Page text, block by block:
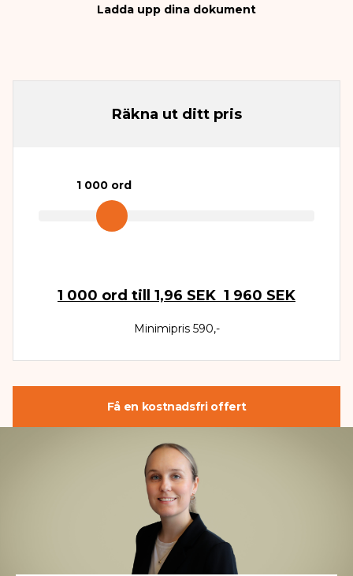
Ladda upp dina dokument
Räkna ut ditt pris
1 000ord
1 000 ord till 1,96 SEK 1 960 SEK
Minimipris 590,-
Få en kostnadsfri offert